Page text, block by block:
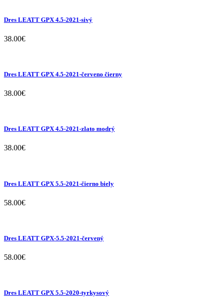
Dres LEATT GPX 4.5-2021-sivý
38.00€
Dres LEATT GPX 4.5-2021-červeno čierny
38.00€
Dres LEATT GPX 4.5-2021-zlato modrý
38.00€
Dres LEATT GPX 5.5-2021-čierno biely
58.00€
Dres LEATT GPX-5.5-2021-červený
58.00€
Dres LEATT GPX 5.5-2020-tyrkysový